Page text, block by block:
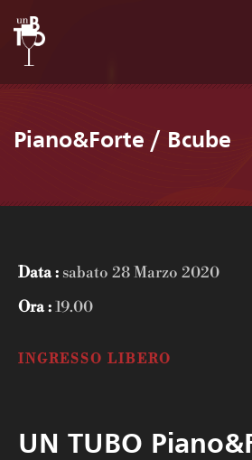
Piano&Forte / Bcube
Data : sabato 28 Marzo 2020
Ora :19.00
INGRESSO LIBERO
UN TUBO